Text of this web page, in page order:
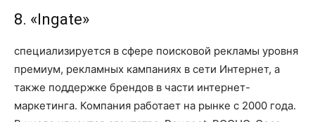
8. «Ingate»
специализируется в сфере поисковой рекламы уровня
премиум, рекламных кампаниях в сети Интернет, а
также поддержке брендов в части интернет-
маркетинга. Компания работает на рынке с 2000 года.